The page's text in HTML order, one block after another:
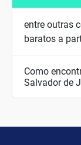
entre outras
baratos a
Como
Salvador de